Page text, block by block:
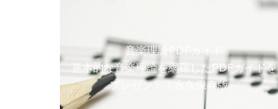
音楽理論PDFガイド
基本的な音楽理論を網羅したPDFガイドを
プレゼント！永久保存版。